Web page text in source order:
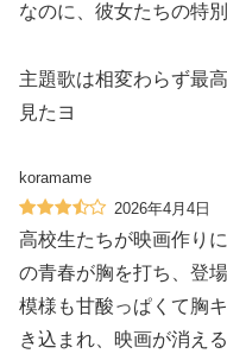
なのに、彼女たちの特
主題歌は相変わらず最
見たヨ️
koramame
2026年4月4日
高校生たちが映画作り
の青春が胸を打ち、登
模様も甘酸っぱくて胸
き込まれ、映画が消え